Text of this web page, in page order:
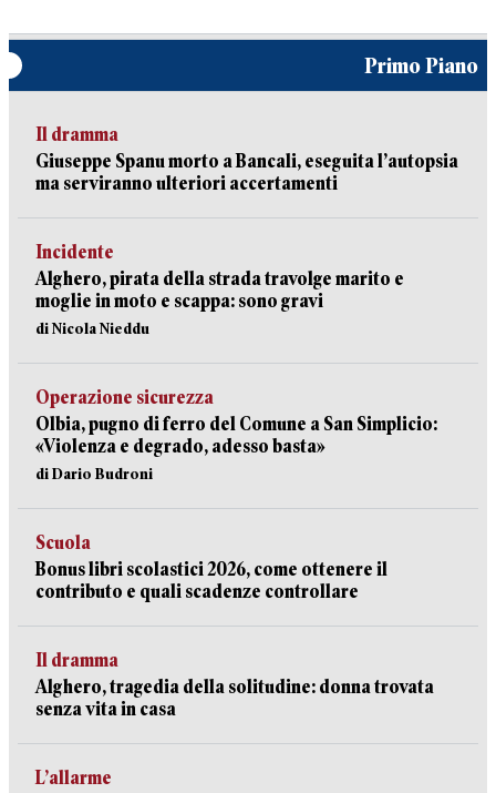
Primo Piano
Il dramma
Giuseppe Spanu morto a Bancali, eseguita l’autopsia
ma serviranno ulteriori accertamenti
Incidente
Alghero, pirata della strada travolge marito e
moglie in moto e scappa: sono gravi
di Nicola Nieddu
Operazione sicurezza
Olbia, pugno di ferro del Comune a San Simplicio:
«Violenza e degrado, adesso basta»
di Dario Budroni
Scuola
Bonus libri scolastici 2026, come ottenere il
contributo e quali scadenze controllare
Il dramma
Alghero, tragedia della solitudine: donna trovata
senza vita in casa
L’allarme